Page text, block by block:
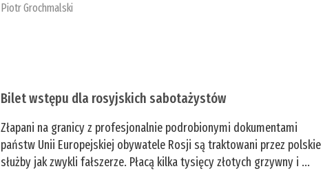
Piotr Grochmalski
Bilet wstępu dla rosyjskich sabotażystów
Złapani na granicy z profesjonalnie podrobionymi dokumentami
państw Unii Europejskiej obywatele Rosji są traktowani przez polskie
służby jak zwykli fałszerze. Płacą kilka tysięcy złotych grzywny i ...